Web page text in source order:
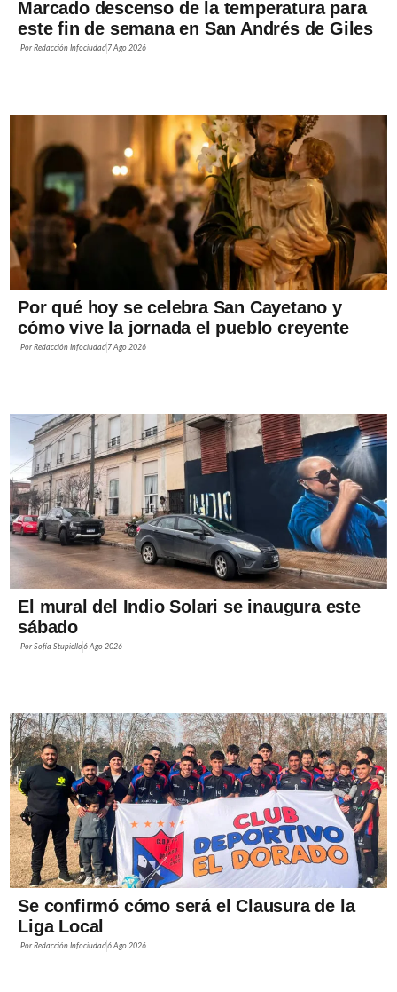
Marcado descenso de la temperatura para
este fin de semana en San Andrés de Giles
PorRedacción Infociudad 7 Ago 2026
Por qué hoy se celebra San Cayetano y
cómo vive la jornada el pueblo creyente
PorRedacción Infociudad 7 Ago 2026
El mural del Indio Solari se inaugura este
sábado
PorSofía Stupiello6 Ago 2026
Se confirmó cómo será el Clausura de la
Liga Local
PorRedacción Infociudad6 Ago 2026